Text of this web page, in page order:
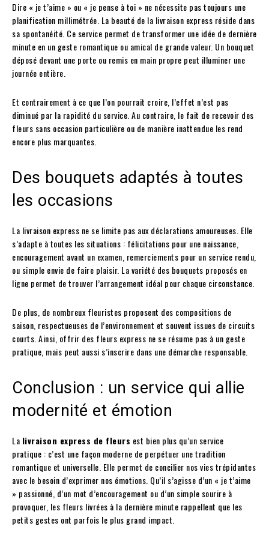
Dire « je t’aime » ou « je pense à toi » ne nécessite pas toujours une
planification millimétrée. La beauté de la livraison express réside dans
sa spontanéité. Ce service permet de transformer une idée de dernière
minute en un geste romantique ou amical de grande valeur. Un bouquet
déposé devant une porte ou remis en main propre peut illuminer une
journée entière.
Et contrairement à ce que l’on pourrait croire, l’effet n’est pas
diminué par la rapidité du service. Au contraire, le fait de recevoir des
fleurs sans occasion particulière ou de manière inattendue les rend
encore plus marquantes.
Des bouquets adaptés à toutes
les occasions
La livraison express ne se limite pas aux déclarations amoureuses. Elle
s’adapte à toutes les situations : félicitations pour une naissance,
encouragement avant un examen, remerciements pour un service rendu,
ou simple envie de faire plaisir. La variété des bouquets proposés en
ligne permet de trouver l’arrangement idéal pour chaque circonstance.
De plus, de nombreux fleuristes proposent des compositions de
saison, respectueuses de l’environnement et souvent issues de circuits
courts. Ainsi, offrir des fleurs express ne se résume pas à un geste
pratique, mais peut aussi s’inscrire dans une démarche responsable.
Conclusion : un service qui allie
modernité et émotion
La livraison express de fleurs est bien plus qu’un service
pratique : c’est une façon moderne de perpétuer une tradition
romantique et universelle. Elle permet de concilier nos vies trépidantes
avec le besoin d’exprimer nos émotions. Qu’il s’agisse d’un « je t’aime
» passionné, d’un mot d’encouragement ou d’un simple sourire à
provoquer, les fleurs livrées à la dernière minute rappellent que les
petits gestes ont parfois le plus grand impact.